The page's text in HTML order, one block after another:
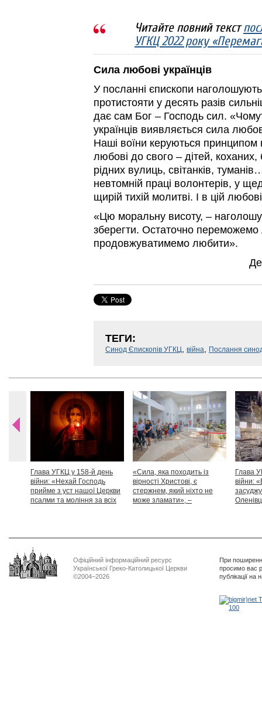
Читайте повний текст
УГКЦ 2022 року
Сила любові українців
У посланні єпископи
протистояти у десять разів
дає сам Бог – Господь сил.
українців виявляється сила
Наші воїни керуються принципом
любові до свого – дітей, коханих,
рідних вулиць, світанків,
невтомній праці волонтерів, у
щирій тихій молитві. І в цій
«Цю моральну висоту, –
зберегти. Остаточно переможемо
продовжуватимемо любити».
ТЕГИ:
Синод Єпископів УГКЦ, війна, Послання
Глава УГКЦ у 158-й день
війни: «Нехай Господь
прийме з уст нашої Церкви
псалми та моління за всіх
«Сила, яка походить із
вірності Христові, є
стержнем, який ніхто не
може зламати», –
Глава
війни:
Офіційний інформаційний ресурс
Української Греко-Католицької Церкви
©2004–2026
При
просимо вас
публікації на